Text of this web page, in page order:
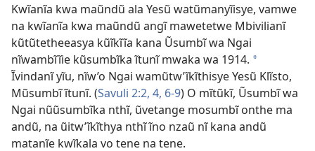
Kwĩanĩa kwa maũndũ ala Yesũ watũmanyĩisye, vamwe
na kwĩanĩa kwa maũndũ angĩ mawetetwe Mbivilianĩ
kũtũtetheeasya kũĩkĩĩa kana Ũsumbĩ wa Ngai
nĩwambĩĩie kũsumbĩka ĩtunĩ mwaka wa 1914. *
Ĩvindanĩ yĩu, nĩw’o Ngai wamũtw’ĩkĩthisye Yesũ Klĩsto,
Mũsumbĩ ĩtunĩ. (Savuli 2:2, 4, 6-9) O mĩtũkĩ, Ũsumbĩ wa
Ngai nũũsumbĩka nthĩ, ũvetange mosumbĩ onthe ma
andũ, na ũitw’ĩkĩthya nthĩ ĩno nzaũ nĩ kana andũ
matanĩe kwĩkala vo tene na tene.